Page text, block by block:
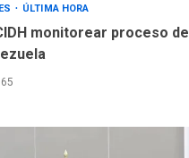
ÚLTIMA HORA
monitorear proceso de